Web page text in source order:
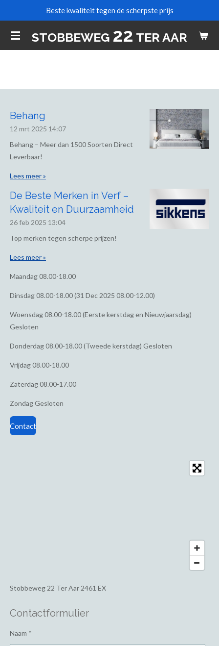
naar
de
STOBBEWEG 22 TER AAR
Beste kwaliteit tegen de scherpste prijs
Behang
12 mrt 2025 14:07
Behang – Meer dan 1500 Soorten Direct
Leverbaar!
Lees meer »
De Beste Merken in Verf –
Kwaliteit en Duurzaamheid
26 feb 2025 13:04
Top merken tegen scherpe prijzen!
Lees meer »
Maandag08.00-18.00
Dinsdag08.00-18.00 (31 Dec 2025 08.00-12.00)
Woensdag08.00-18.00 (Eerste kerstdag en Nieuwjaarsdag)
Gesloten
Donderdag08.00-18.00 (Tweede kerstdag) Gesloten
Vrijdag08.00-18.00
Zaterdag08.00-17.00
ZondagGesloten
Contact
Stobbeweg 22 Ter Aar 2461 EX
Contactformulier
Naam *